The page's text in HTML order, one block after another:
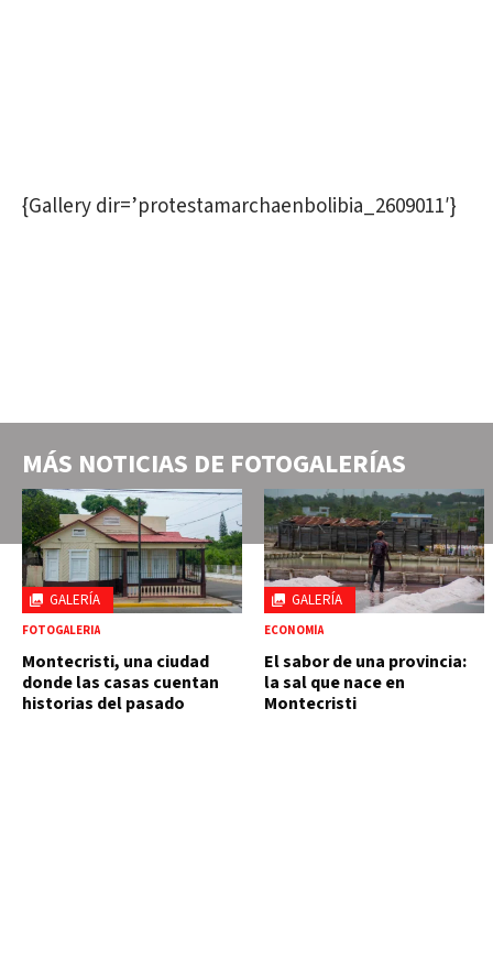
{Gallery dir=’protestamarchaenbolibia_2609011′}
MÁS NOTICIAS DE FOTOGALERÍAS
GALERÍA
FOTOGALERIA
Montecristi, una ciudad
donde las casas cuentan
historias del pasado
GALERÍA
ECONOMÍA
El sabor de una provincia:
la sal que nace en
Montecristi